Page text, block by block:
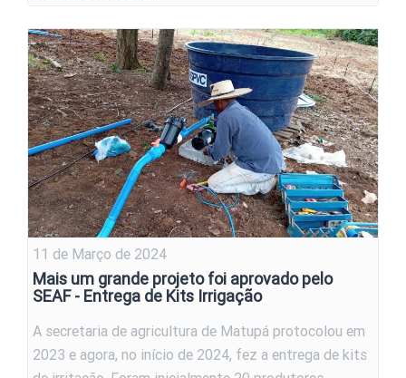
11 de Março de 2024
Mais um grande projeto foi aprovado pelo
SEAF - Entrega de Kits Irrigação
A secretaria de agricultura de Matupá protocolou em
2023 e agora, no início de 2024, fez a entrega de kits